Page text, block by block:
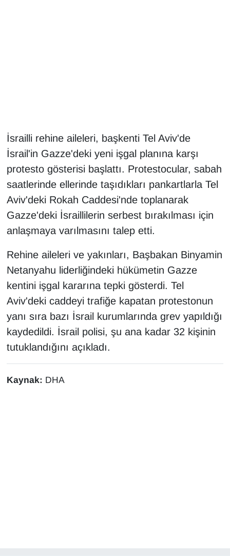
İsrailli rehine aileleri, başkenti Tel Aviv'de
İsrail'in Gazze'deki yeni işgal planına karşı
protesto gösterisi başlattı. Protestocular, sabah
saatlerinde ellerinde taşıdıkları pankartlarla Tel
Aviv'deki Rokah Caddesi'nde toplanarak
Gazze'deki İsraillilerin serbest bırakılması için
anlaşmaya varılmasını talep etti.
Rehine aileleri ve yakınları, Başbakan Binyamin
Netanyahu liderliğindeki hükümetin Gazze
kentini işgal kararına tepki gösterdi. Tel
Aviv'deki caddeyi trafiğe kapatan protestonun
yanı sıra bazı İsrail kurumlarında grev yapıldığı
kaydedildi. İsrail polisi, şu ana kadar 32 kişinin
tutuklandığını açıkladı.
Kaynak: DHA
İngilizce
Kadın
Kamu Alımları
Kim Kimdir?
Kültür & Sanat
KURDÎ
MAGAZİN
MEDYA
ONE EKONOMİ